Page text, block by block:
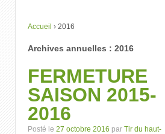
Accueil › 2016
Archives annuelles : 2016
FERMETURE
SAISON 2015-
2016
Posté le 27 octobre 2016 par Tir du haut-